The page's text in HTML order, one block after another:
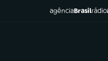
agênciaBrasilrádio